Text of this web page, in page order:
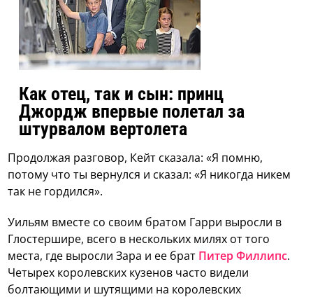
Как отец, так и сын: принц
Джордж впервые полетал за
штурвалом вертолета
Продолжая разговор, Кейт сказала: «Я помню,
потому что ты вернулся и сказал: «Я никогда никем
так не гордился».
Уильям вместе со своим братом Гарри выросли в
Глостершире, всего в нескольких милях от того
места, где выросли Зара и ее брат Питер Филлипс.
Четырех королевских кузенов часто видели
болтающими и шутящими на королевских